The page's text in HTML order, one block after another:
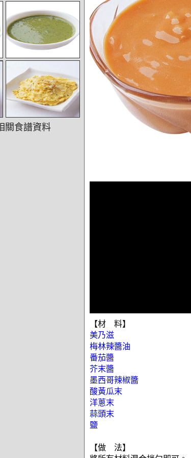
【材 料】
美乃滋
梅林辣醬油
番茄醬
芥末醬
墨西哥辣椒醬
酸黃瓜末
洋蔥末
蒜頭末
鹽
【做 法】
關食譜資料